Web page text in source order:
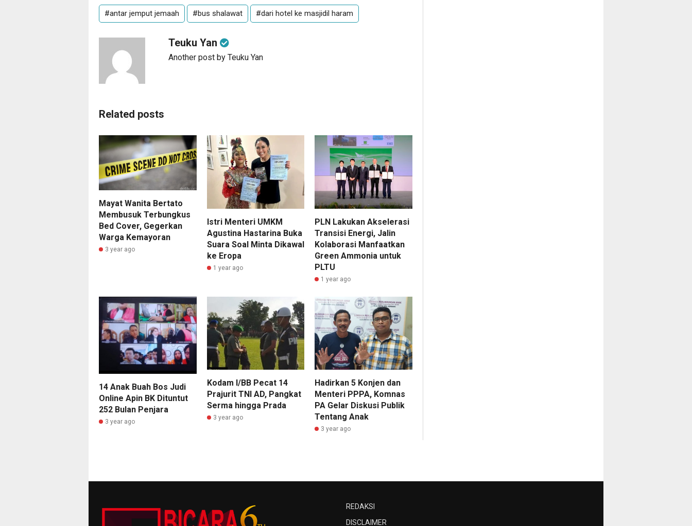
#antar jemput jemaah #bus shalawat #dari hotel ke masjidil haram
Teuku Yan
Another post by Teuku Yan
Related posts
Mayat Wanita Bertato
Membusuk Terbungkus
Bed Cover, Gegerkan
Warga Kemayoran
3 year ago
Istri Menteri UMKM
Agustina Hastarina Buka
Suara Soal Minta Dikawal
ke Eropa
1 year ago
PLN Lakukan Akselerasi
Transisi Energi, Jalin
Kolaborasi Manfaatkan
Green Ammonia untuk
PLTU
1 year ago
14 Anak Buah Bos Judi
Online Apin BK Dituntut
252 Bulan Penjara
3 year ago
Kodam I/BB Pecat 14
Prajurit TNI AD, Pangkat
Serma hingga Prada
3 year ago
Hadirkan 5 Konjen dan
Menteri PPPA, Komnas
PA Gelar Diskusi Publik
Tentang Anak
3 year ago
REDAKSI
DISCLAIMER